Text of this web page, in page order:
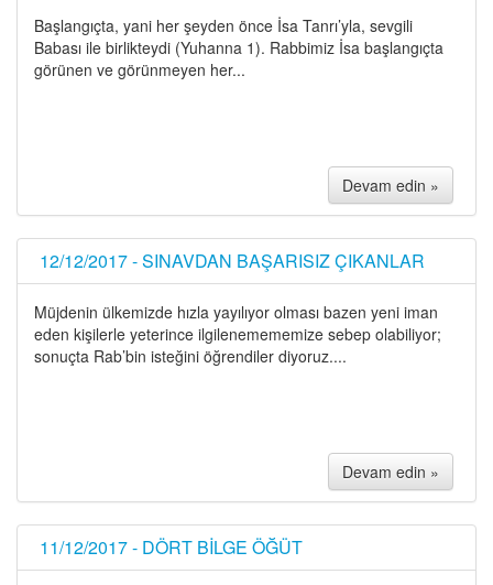
Başlangıçta, yani her şeyden önce İsa Tanrı’yla, sevgili
Babası ile birlikteydi (Yuhanna 1). Rabbimiz İsa başlangıçta
görünen ve görünmeyen her...
Devam edin »
12/12/2017 - SINAVDAN BAŞARISIZ ÇIKANLAR
Müjdenin ülkemizde hızla yayılıyor olması bazen yeni iman
eden kişilerle yeterince ilgilenemememize sebep olabiliyor;
sonuçta Rab’bin isteğini öğrendiler diyoruz....
Devam edin »
11/12/2017 - DÖRT BİLGE ÖĞÜT